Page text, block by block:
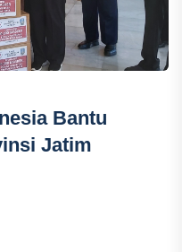
Bantu
Jatim